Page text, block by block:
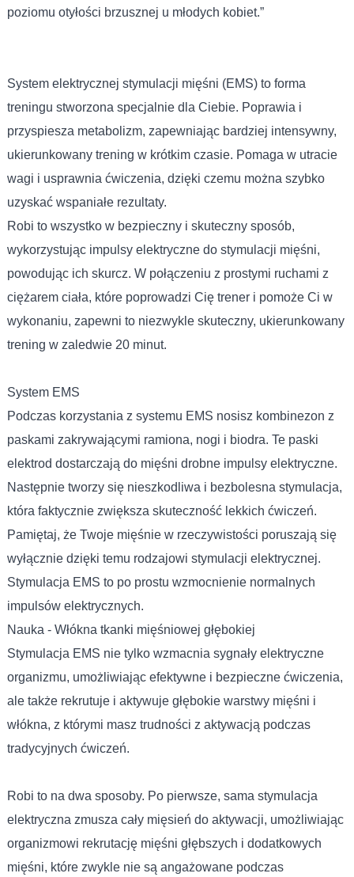
poziomu otyłości brzusznej u młodych kobiet.”
System elektrycznej stymulacji mięśni (EMS) to forma
treningu stworzona specjalnie dla Ciebie. Poprawia i
przyspiesza metabolizm, zapewniając bardziej intensywny,
ukierunkowany trening w krótkim czasie. Pomaga w utracie
wagi i usprawnia ćwiczenia, dzięki czemu można szybko
uzyskać wspaniałe rezultaty.
Robi to wszystko w bezpieczny i skuteczny sposób,
wykorzystując impulsy elektryczne do stymulacji mięśni,
powodując ich skurcz. W połączeniu z prostymi ruchami z
ciężarem ciała, które poprowadzi Cię trener i pomoże Ci w
wykonaniu, zapewni to niezwykle skuteczny, ukierunkowany
trening w zaledwie 20 minut.
System EMS
Podczas korzystania z systemu EMS nosisz kombinezon z
paskami zakrywającymi ramiona, nogi i biodra. Te paski
elektrod dostarczają do mięśni drobne impulsy elektryczne.
Następnie tworzy się nieszkodliwa i bezbolesna stymulacja,
która faktycznie zwiększa skuteczność lekkich ćwiczeń.
Pamiętaj, że Twoje mięśnie w rzeczywistości poruszają się
wyłącznie dzięki temu rodzajowi stymulacji elektrycznej.
Stymulacja EMS to po prostu wzmocnienie normalnych
impulsów elektrycznych.
Nauka - Włókna tkanki mięśniowej głębokiej
Stymulacja EMS nie tylko wzmacnia sygnały elektryczne
organizmu, umożliwiając efektywne i bezpieczne ćwiczenia,
ale także rekrutuje i aktywuje głębokie warstwy mięśni i
włókna, z którymi masz trudności z aktywacją podczas
tradycyjnych ćwiczeń.
Robi to na dwa sposoby. Po pierwsze, sama stymulacja
elektryczna zmusza cały mięsień do aktywacji, umożliwiając
organizmowi rekrutację mięśni głębszych i dodatkowych
mięśni, które zwykle nie są angażowane podczas